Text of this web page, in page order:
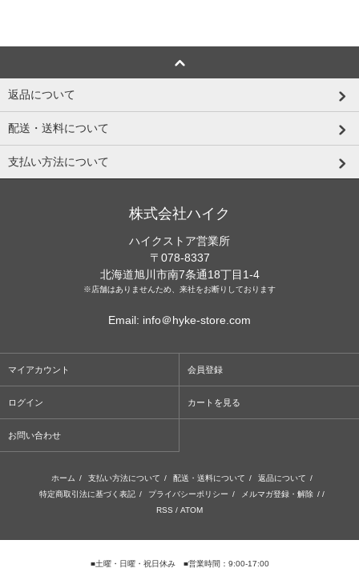
返品について
配送・送料について
支払い方法について
株式会社ハイク
ハイクストア営業所
〒078-8337
北海道旭川市南7条通18丁目1-4
※店舗はありませんため、来社をお断りしております
Email: info＠hyke-store.com
マイアカウント 会員登録
ログイン カートを見る
お問い合わせ
ホーム / 支払い方法について / 配送・送料について / 返品について /
特定商取引法に基づく表記 / プライバシーポリシー / メルマガ登録・解除 / /
RSS / ATOM
■土曜・日曜・祝日休み ■営業時間：9:00-17:00